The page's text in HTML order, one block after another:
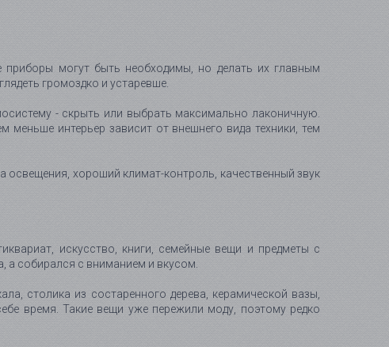
приборы могут быть необходимы, но делать их главным
громоздко и устаревше.
- скрыть или выбрать максимально лаконичную.
меньше интерьер зависит от внешнего вида техники, тем
хороший климат-контроль, качественный звук
искусство, книги, семейные вещи и предметы с
а собирался с вниманием и вкусом.
столика из состаренного дерева, керамической вазы,
время. Такие вещи уже пережили моду, поэтому редко